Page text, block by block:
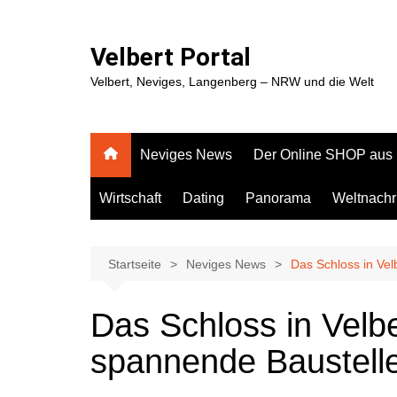
Velbert Portal
Velbert, Neviges, Langenberg – NRW und die Welt
Neviges News Der Online SHOP aus
Wirtschaft Dating Panorama
Startseite Neviges News Das Schloss in
Das Schloss in
spannende